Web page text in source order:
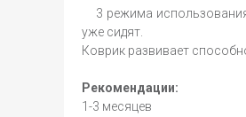
3 режима
уже сидят.
Коврик развивает
Рекомендации:
1-3 месяцев